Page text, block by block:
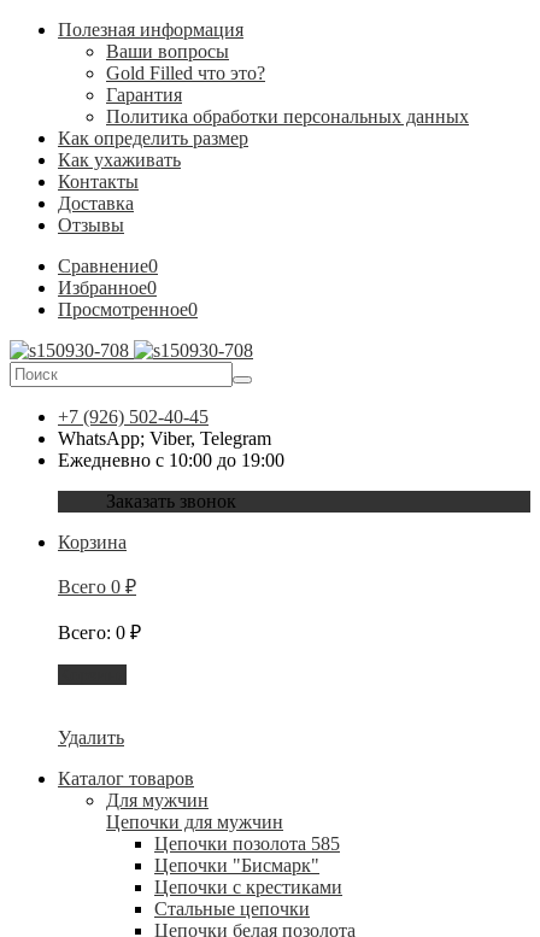
Полезная информация
Ваши вопросы
Gold Filled что это?
Гарантия
Политика обработки персональных данных
Как определить размер
Как ухаживать
Контакты
Доставка
Отзывы
Сравнение0
Избранное0
Просмотренное0
+7 (926) 502-40-45
WhatsApp; Viber, Telegram
Ежедневно с 10:00 до 19:00
Заказать звонок
Корзина
Всего 0 ₽
Всего: 0 ₽
Удалить
Каталог товаров
Для мужчин
Цепочки для мужчин
Цепочки позолота 585
Цепочки "Бисмарк"
Цепочки с крестиками
Стальные цепочки
Цепочки белая позолота